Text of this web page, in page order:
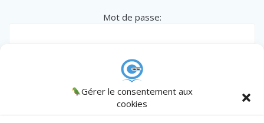
Gérer le consentement aux
cookies
Mot de passe:
Remember me
|Lost password?
CINCLUS
© 2026 CINCLUS
spécialiste de l'Inclusion des personnes en
situation particulière - Association W133036538 .
Admin/